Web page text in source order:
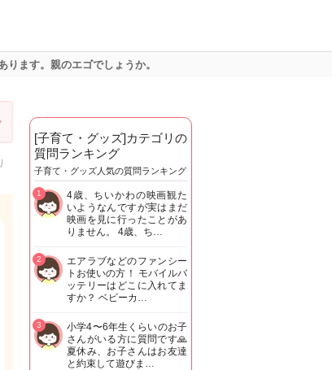
ます。親のエゴでしょうか。
[子育て・グッズ]カテゴリの
質問ランキング
子育て・グッズ人気の質問ランキング
4歳、ちいかわの映画観た
いようなんですが実はまだ
映画を見に行ったことがあ
りません。 4歳、ち…
1
エアラブなどのファンシー
トお使いの方！ モバイルバ
ッテリーはどこに入れてま
すか？ ベビーカ…
2
小学4〜6年生くらいのお子
さんがいる方に質問です🙏
夏休み、お子さんはお友達
と約束して遊びま…
3